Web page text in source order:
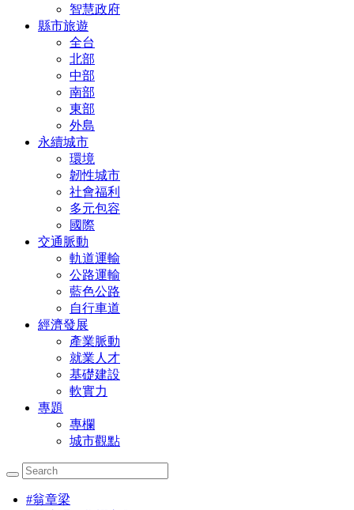
智慧政府
縣市旅遊
全台
北部
中部
南部
東部
外島
永續城市
環境
韌性城市
社會福利
多元包容
國際
交通脈動
軌道運輸
公路運輸
藍色公路
自行車道
經濟發展
產業脈動
就業人才
基礎建設
軟實力
專題
專欄
城市觀點
#翁章梁